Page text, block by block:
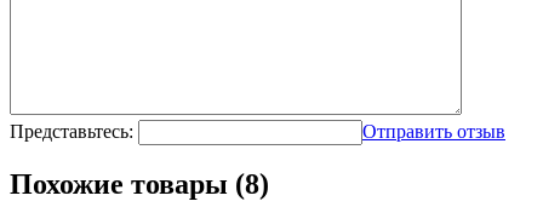
Представьтесь: Отправить отзыв
Похожие товары (8)